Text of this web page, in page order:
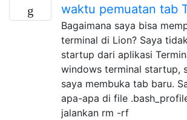
waktu pemuatan tab
Bagaimana saya bisa
terminal di Lion? Saya
startup dari aplikasi
windows terminal startup,
saya membuka tab baru.
apa-apa di file
jalankan rm -rf